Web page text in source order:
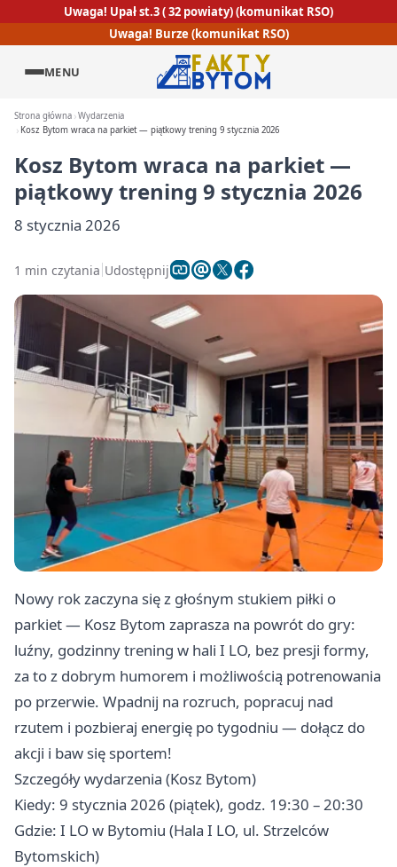
Uwaga! Upał st.3 ( 32 powiaty) (komunikat RSO)
Uwaga! Burze (komunikat RSO)
MENU
Strona główna Wydarzenia
Kosz Bytom wraca na parkiet — piątkowy trening 9 stycznia 2026
Kosz Bytom wraca na parkiet —
piątkowy trening 9 stycznia 2026
8 stycznia 2026
1 min czytania Udostępnij
Nowy rok zaczyna się z głośnym stukiem piłki o
parkiet — Kosz Bytom zaprasza na powrót do gry:
luźny, godzinny trening w hali I LO, bez presji formy,
za to z dobrym humorem i możliwością potrenowania
po przerwie. Wpadnij na rozruch, popracuj nad
rzutem i pozbieraj energię po tygodniu — dołącz do
akcji i baw się sportem!
Szczegóły wydarzenia (Kosz Bytom)
Kiedy: 9 stycznia 2026 (piątek), godz. 19:30 – 20:30
Gdzie: I LO w Bytomiu (Hala I LO, ul. Strzelców
Bytomskich)